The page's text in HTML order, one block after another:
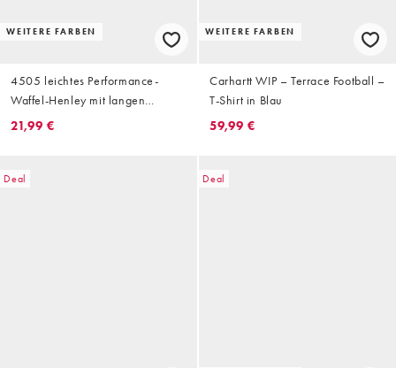
WEITERE FARBEN
4505 leichtes Performance-
Waffel-Henley mit langen
Ärmeln und Quick-Dry in Weiß
21,99 €
WEITERE FARBEN
Carhartt WIP – Terrace Football –
T-Shirt in Blau
59,99 €
Deal Deal